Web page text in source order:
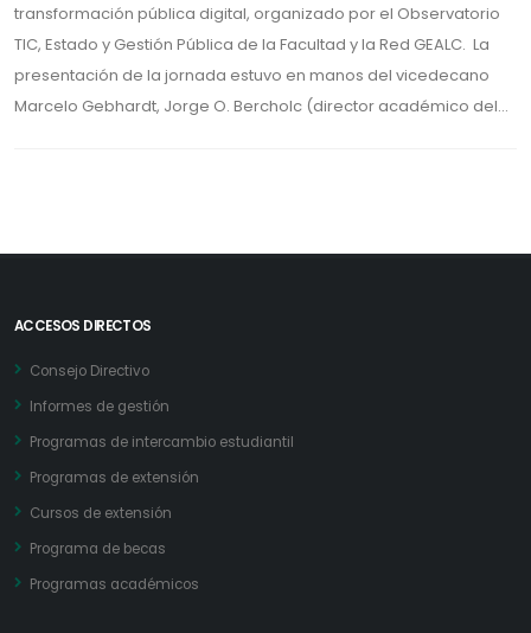
transformación pública digital, organizado por el Observatorio
TIC, Estado y Gestión Pública de la Facultad y la Red GEALC. La
presentación de la jornada estuvo en manos del vicedecano
Marcelo Gebhardt, Jorge O. Bercholc (director académico del...
ACCESOS DIRECTOS
Consejo Directivo
Informes de gestión
Programas de intercambio estudiantil
Programas de extensión
Cursos de extensión
Programa de becas
Programas académicos